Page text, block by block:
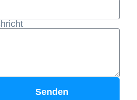
Senden